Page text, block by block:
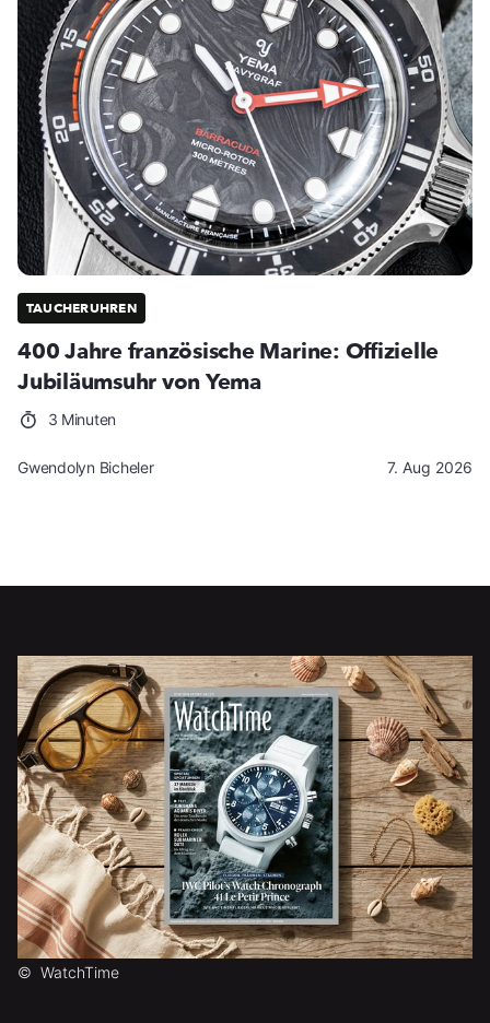
TAUCHERUHREN
400 Jahre französische Marine: Offizielle
Jubiläumsuhr von Yema
3 Minuten
Gwendolyn Bicheler 7. Aug 2026
© WatchTime